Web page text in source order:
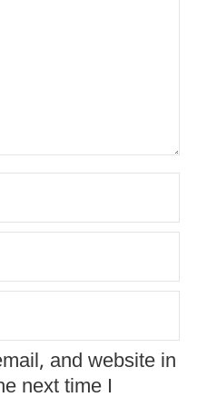
and website in
next time I